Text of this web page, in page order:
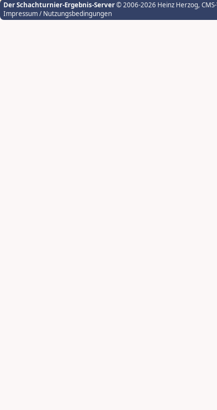
Der Schachturnier-Ergebnis-Server© 2006-2026 Heinz Herzog,
Impressum / Nutzungsbedingungen